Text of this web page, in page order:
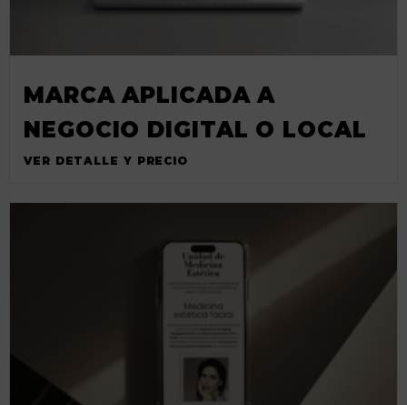
MARCA APLICADA A
NEGOCIO DIGITAL O LOCAL
VER DETALLE Y PRECIO